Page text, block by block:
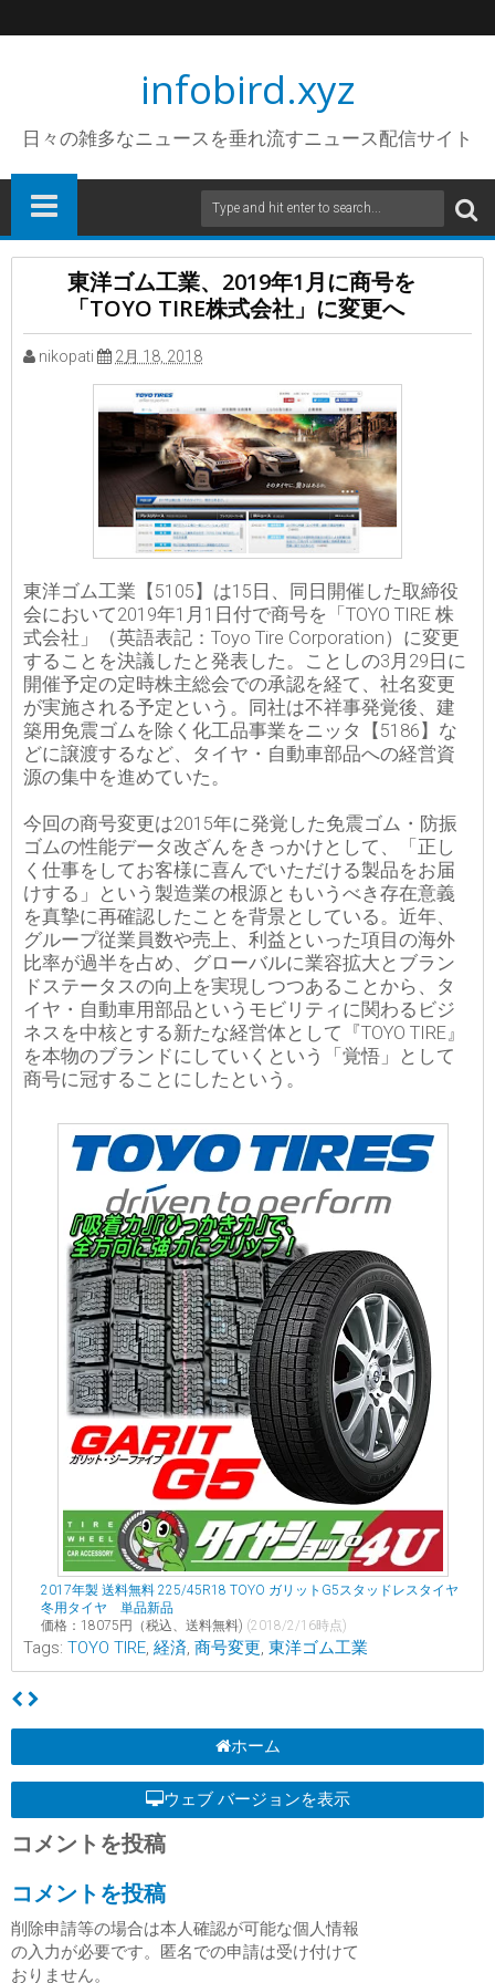
infobird.xyz
日々の雑多なニュースを垂れ流すニュース配信サイト
東洋ゴム工業、2019年1月に商号を
「TOYO TIRE株式会社」に変更へ
nikopati 2月 18, 2018
東洋ゴム工業【5105】は15日、同日開催した取締役
会において2019年1月1日付で商号を「TOYO TIRE 株
式会社」（英語表記：Toyo Tire Corporation）に変更
することを決議したと発表した。ことしの3月29日に
開催予定の定時株主総会での承認を経て、社名変更
が実施される予定という。同社は不祥事発覚後、建
築用免震ゴムを除く化工品事業をニッタ【5186】な
どに譲渡するなど、タイヤ・自動車部品への経営資
源の集中を進めていた。
今回の商号変更は2015年に発覚した免震ゴム・防振
ゴムの性能データ改ざんをきっかけとして、「正し
く仕事をしてお客様に喜んでいただける製品をお届
けする」という製造業の根源ともいうべき存在意義
を真摯に再確認したことを背景としている。近年、
グループ従業員数や売上、利益といった項目の海外
比率が過半を占め、グローバルに業容拡大とブラン
ドステータスの向上を実現しつつあることから、タ
イヤ・自動車用部品というモビリティに関わるビジ
ネスを中核とする新たな経営体として『TOYO TIRE』
を本物のブランドにしていくという「覚悟」として
商号に冠することにしたという。
2017年製 送料無料 225/45R18 TOYO ガリットG5スタッドレスタイヤ
冬用タイヤ 単品新品
価格：18075円（税込、送料無料) (2018/2/16時点)
Tags: TOYO TIRE, 経済, 商号変更, 東洋ゴム工業
ホーム
ウェブ バージョンを表示
コメントを投稿
コメントを投稿
削除申請等の場合は本人確認が可能な個人情報
の入力が必要です。匿名での申請は受け付けて
おりません。